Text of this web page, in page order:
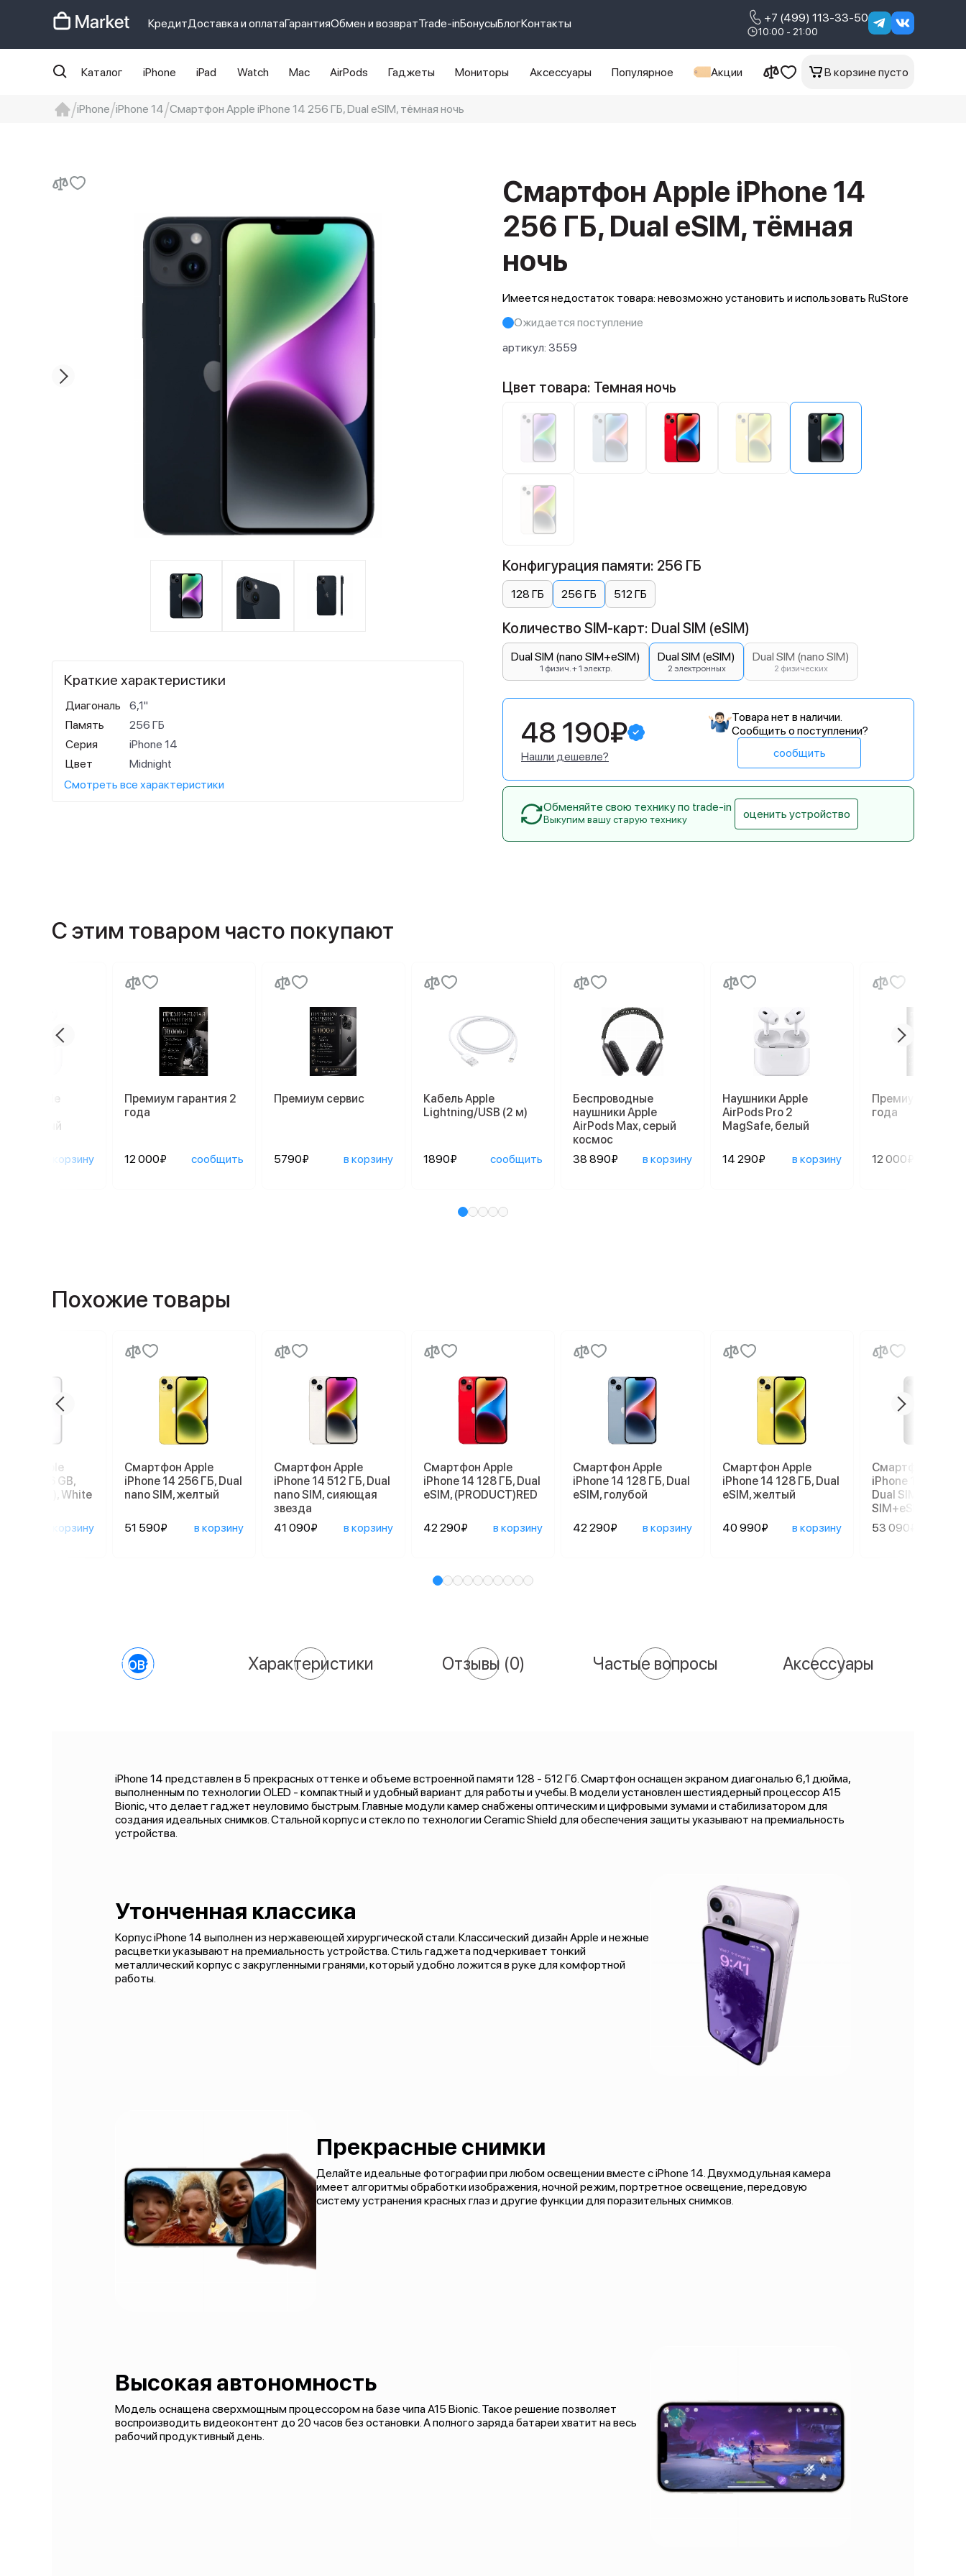
КредитДоставка и оплатаГарантияОбмен и возвратTrade-inБонусыБлогКонтакты +7 (499) 113-33-50
10:00 - 21:00
Каталог iPhone iPad Watch Mac AirPods Гаджеты Мониторы Аксессуары Популярное Акции В корзине пусто
iPhone iPhone 14 Смартфон Apple iPhone 14 256 ГБ, Dual еSIM, тёмная ночь
Смартфон Apple iPhone 14
256 ГБ, Dual еSIM, тёмная
ночь
Имеется недостаток товара: невозможно установить и использовать RuStore
Ожидается поступление
артикул: 3559
Краткие характеристики
Диагональ
6,1"
Память
256 ГБ
Серия
iPhone 14
Цвет
Midnight
Смотреть все характеристики
Цвет товара: Темная ночь
Конфигурация памяти: 256 ГБ
128 ГБ 256 ГБ 512 ГБ
Количество SIM-карт: Dual SIM (eSIM)
Dual SIM (nano SIM+eSIM)
1 физич. + 1 электр.
Dual SIM (eSIM)
2 электронных
Dual SIM (nano SIM)
2 физических
48 190₽
Нашли дешевле?
Товара нет в наличии.
Сообщить о поступлении?
сообщить
Обменяйте свою технику по trade-in
Выкупим вашу старую технику оценить устройство
С этим товаром часто покупают
Apple
белый
в корзину
Премиум гарантия 2
года
12 000₽ сообщить
Премиум сервис
5790₽ в корзину
Кабель Apple
Lightning/USB (2 м)
1890₽ сообщить
Беспроводные
наушники Apple
AirPods Max, серый
космос
38 890₽
в корзину
Наушники Apple
AirPods Pro 2
MagSafe, белый
14 290₽ в корзину
Премиум
года
12 000₽
Похожие товары
Apple
17e 256 GB,
(eSIM), White
в корзину
Смартфон Apple
iPhone 14 256 ГБ, Dual
nano SIM, желтый
51 590₽ в корзину
Смартфон Apple
iPhone 14 512 ГБ, Dual
nano SIM, сияющая
звезда
41 090₽
в корзину
Смартфон Apple
iPhone 14 128 ГБ, Dual
еSIM, (PRODUCT)RED
42 290₽ в корзину
Смартфон Apple
iPhone 14 128 ГБ, Dual
еSIM, голубой
42 290₽ в корзину
Смартфон Apple
iPhone 14 128 ГБ, Dual
еSIM, желтый
40 990₽ в корзину
Смартфон Apple
iPhone 17e 256
Dual SIM (nano
SIM+eSIM), Black
53 090₽
О товаре Характеристики Отзывы (0) Частые вопросы Аксессуары
iPhone 14 представлен в 5 прекрасных оттенке и объеме встроенной памяти 128 - 512 Гб. Смартфон оснащен экраном диагональю 6,1 дюйма,
выполненным по технологии OLED - компактный и удобный вариант для работы и учебы. В модели установлен шестиядерный процессор А15
Bionic, что делает гаджет неуловимо быстрым. Главные модули камер снабжены оптическим и цифровыми зумами и стабилизатором для
создания идеальных снимков. Стальной корпус и стекло по технологии Ceramic Shield для обеспечения защиты указывают на премиальность
устройства.
Утонченная классика
Корпус iPhone 14 выполнен из нержавеющей хирургической стали. Классический дизайн Apple и нежные
расцветки указывают на премиальность устройства. Стиль гаджета подчеркивает тонкий
металлический корпус с закругленными гранями, который удобно ложится в руке для комфортной
работы.
Прекрасные снимки
Делайте идеальные фотографии при любом освещении вместе с iPhone 14. Двухмодульная камера
имеет алгоритмы обработки изображения, ночной режим, портретное освещение, передовую
систему устранения красных глаз и другие функции для поразительных снимков.
Высокая автономность
Модель оснащена сверхмощным процессором на базе чипа A15 Bionic. Такое решение позволяет
воспроизводить видеоконтент до 20 часов без остановки. А полного заряда батареи хватит на весь
рабочий продуктивный день.